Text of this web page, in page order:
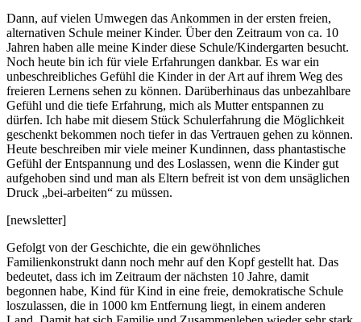
Dann, auf vielen Umwegen das Ankommen in der ersten freien,
alternativen Schule meiner Kinder. Über den Zeitraum von ca. 10
Jahren haben alle meine Kinder diese Schule/Kindergarten besucht.
Noch heute bin ich für viele Erfahrungen dankbar. Es war ein
unbeschreibliches Gefühl die Kinder in der Art auf ihrem Weg des
freieren Lernens sehen zu können. Darüberhinaus das unbezahlbare
Gefühl und die tiefe Erfahrung, mich als Mutter entspannen zu
dürfen. Ich habe mit diesem Stück Schulerfahrung die Möglichkeit
geschenkt bekommen noch tiefer in das Vertrauen gehen zu können.
Heute beschreiben mir viele meiner Kundinnen, dass phantastische
Gefühl der Entspannung und des Loslassen, wenn die Kinder gut
aufgehoben sind und man als Eltern befreit ist von dem unsäglichen
Druck „bei-arbeiten“ zu müssen.
[newsletter]
Gefolgt von der Geschichte, die ein gewöhnliches
Familienkonstrukt dann noch mehr auf den Kopf gestellt hat. Das
bedeutet, dass ich im Zeitraum der nächsten 10 Jahre, damit
begonnen habe, Kind für Kind in eine freie, demokratische Schule
loszulassen, die in 1000 km Entfernung liegt, in einem anderen